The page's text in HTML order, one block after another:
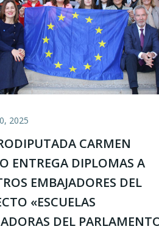
2025
CARMEN
ENTREGA DIPLOMAS A
EMBAJADORES DEL
«ESCUELAS
DEL